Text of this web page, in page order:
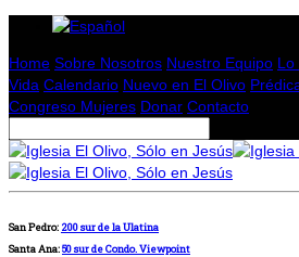
Home Sobre Nosotros Nuestro Equipo Lo
Vida Calendario Nuevo en El Olivo
Congreso Mujeres Donar Contacto
San Pedro: 200 sur de la Ulatina
Santa Ana:50 sur de Condo. Viewpoint